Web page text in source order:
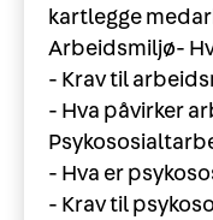
kartlegge
Arbeidsmiljø-
- Krav til
- Hva påvirker
- Hva er
- Krav til